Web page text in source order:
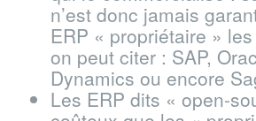
n’est donc jamais
ERP « propriétaire »
on peut citer : SAP,
Dynamics ou encore
Les ERP dits « open-